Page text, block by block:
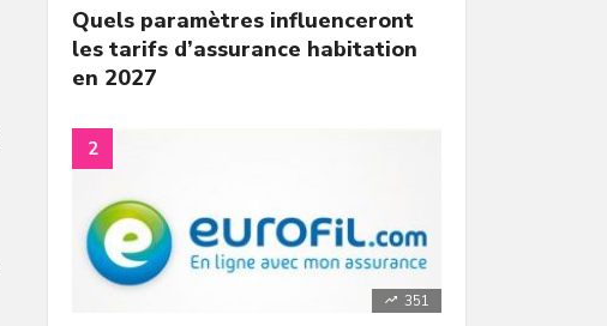
Quels paramètres influenceront
les tarifs d’assurance habitation
en 2027
351